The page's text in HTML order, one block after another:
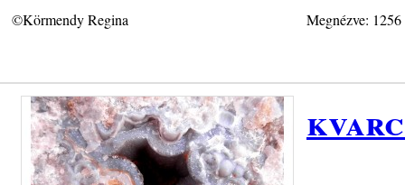
©Körmendy Regina Megnézve: